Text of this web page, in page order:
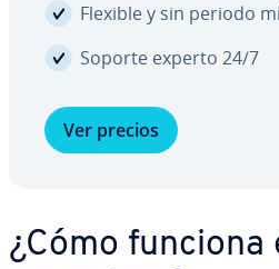
Flexible y sin periodo
Soporte experto 24/7
Ver precios
¿Cómo funciona